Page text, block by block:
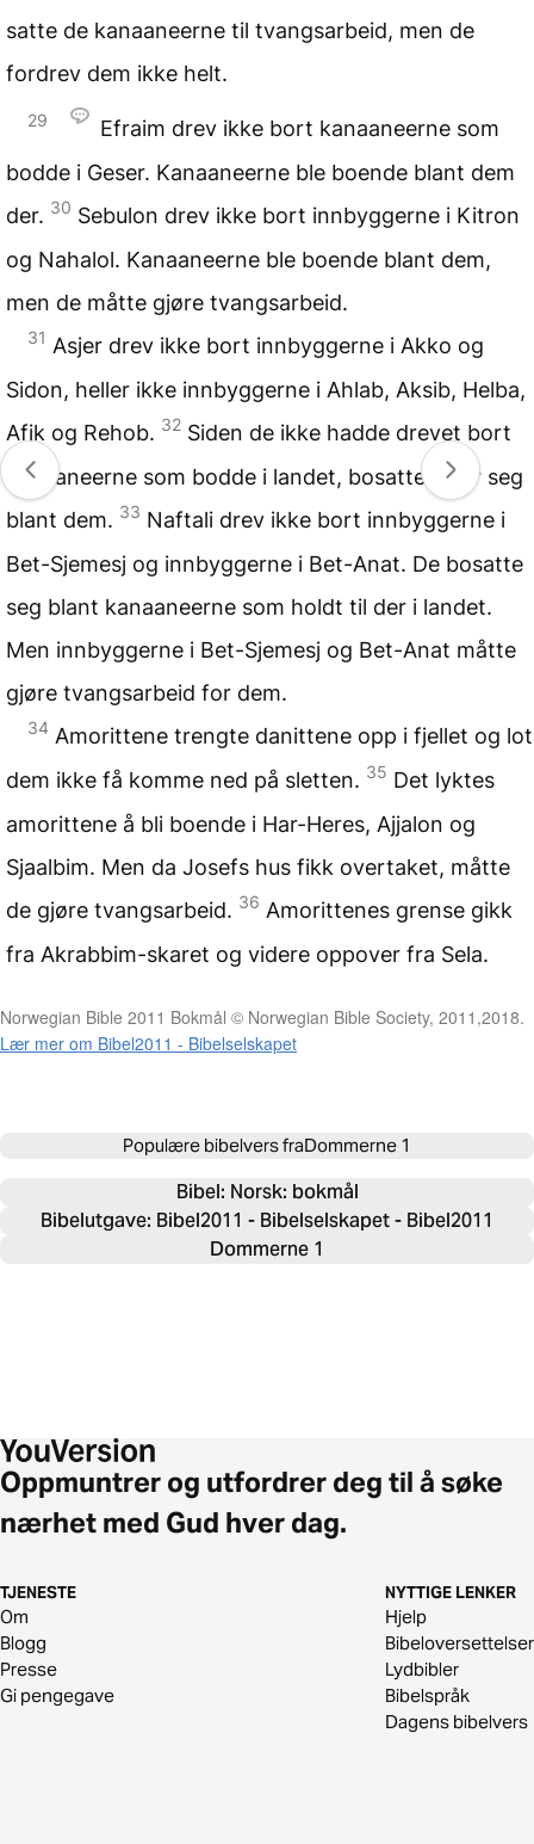
satte de kanaaneerne til tvangsarbeid, men de
fordrev dem ikke helt.
29
Efraim drev ikke bort kanaaneerne som
bodde i Geser. Kanaaneerne ble boende blant dem
der. 30 Sebulon drev ikke bort innbyggerne i Kitron
og Nahalol. Kanaaneerne ble boende blant dem,
men de måtte gjøre tvangsarbeid.
31 Asjer drev ikke bort innbyggerne i Akko og
Sidon, heller ikke innbyggerne i Ahlab, Aksib, Helba,
Afik og Rehob. 32 Siden de ikke hadde drevet bort
kanaaneerne som bodde i landet, bosatte Asjer seg
blant dem. 33 Naftali drev ikke bort innbyggerne i
Bet-Sjemesj og innbyggerne i Bet-Anat. De bosatte
seg blant kanaaneerne som holdt til der i landet.
Men innbyggerne i Bet-Sjemesj og Bet-Anat måtte
gjøre tvangsarbeid for dem.
34 Amorittene trengte danittene opp i fjellet og lot
dem ikke få komme ned på sletten. 35 Det lyktes
amorittene å bli boende i Har-Heres, Ajjalon og
Sjaalbim. Men da Josefs hus fikk overtaket, måtte
de gjøre tvangsarbeid. 36 Amorittenes grense gikk
fra Akrabbim-skaret og videre oppover fra Sela.
Norwegian Bible 2011 Bokmål © Norwegian Bible Society, 2011,2018.
Lær mer om Bibel2011 - Bibelselskapet
Populære bibelvers fraDommerne 1
Bibel: Norsk: bokmål
Bibelutgave: Bibel2011 - Bibelselskapet - Bibel2011
Dommerne 1
Oppmuntrer og utfordrer deg til å søke
nærhet med Gud hver dag.
TJENESTE
Om
Blogg
Presse
Gi pengegave
NYTTIGE LENKER
Hjelp
Bibeloversettelser
Lydbibler
Bibelspråk
Dagens bibelvers